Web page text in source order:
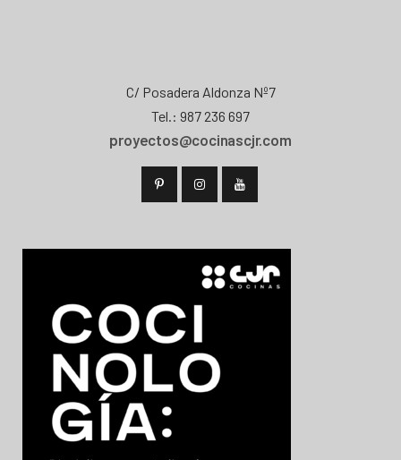
C/ Posadera Aldonza Nº7
Tel.: 987 236 697
proyectos@cocinascjr.com